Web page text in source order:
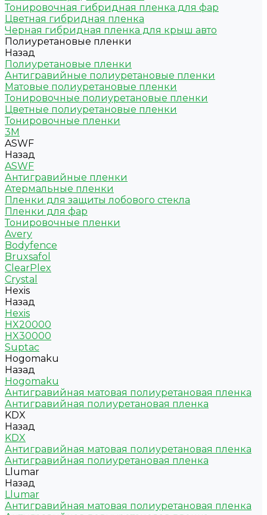
Тонировочная гибридная пленка для фар
Цветная гибридная пленка
Черная гибридная пленка для крыш авто
Полиуретановые пленки
Назад
Полиуретановые пленки
Антигравийные полиуретановые пленки
Матовые полиуретановые пленки
Тонировочные полиуретановые пленки
Цветные полиуретановые пленки
Тонировочные пленки
3M
ASWF
Назад
ASWF
Антигравийные пленки
Атермальные пленки
Пленки для защиты лобового стекла
Пленки для фар
Тонировочные пленки
Avery
Bodyfence
Bruxsafol
ClearPlex
Crystal
Hexis
Назад
Hexis
HX20000
HX30000
Suptac
Hogomaku
Назад
Hogomaku
Антигравийная матовая полиуретановая пленка
Антигравийная полиуретановая пленка
KDX
Назад
KDX
Антигравийная матовая полиуретановая пленка
Антигравийная полиуретановая пленка
Llumar
Назад
Llumar
Антигравийная матовая полиуретановая пленка